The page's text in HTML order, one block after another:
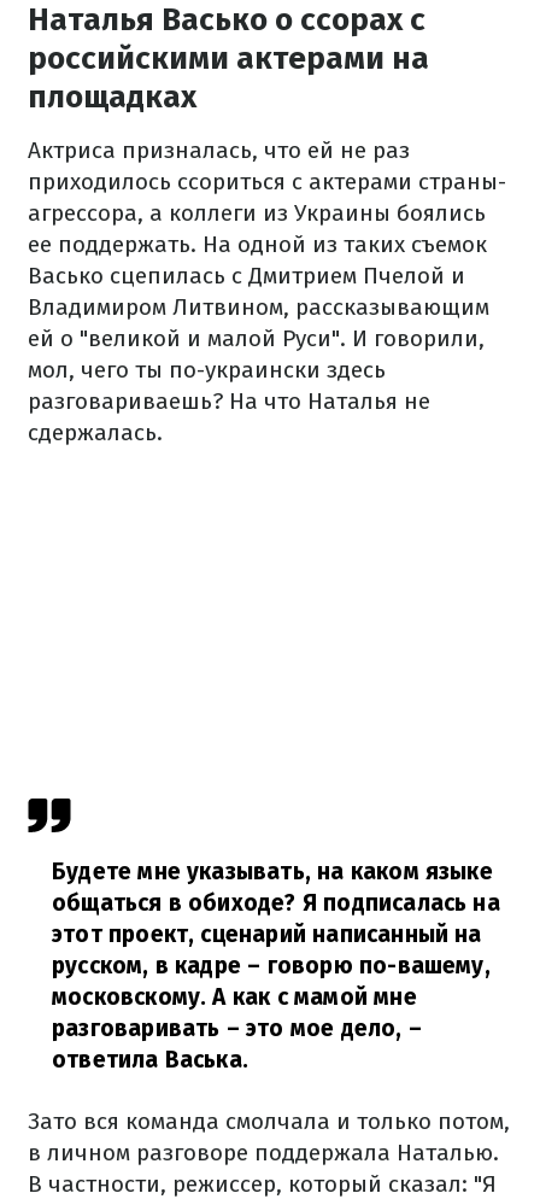
Наталья Васько о ссорах с
российскими актерами на
площадках
Актриса призналась, что ей не раз
приходилось ссориться с актерами страны-
агрессора, а коллеги из Украины боялись
ее поддержать. На одной из таких съемок
Васько сцепилась с Дмитрием Пчелой и
Владимиром Литвином, рассказывающим
ей о "великой и малой Руси". И говорили,
мол, чего ты по-украински здесь
разговариваешь? На что Наталья не
сдержалась.
Будете мне указывать, на каком языке
общаться в обиходе? Я подписалась на
этот проект, сценарий написанный на
русском, в кадре – говорю по-вашему,
московскому. А как с мамой мне
разговаривать – это мое дело, –
ответила Васька.
Зато вся команда смолчала и только потом,
в личном разговоре поддержала Наталью.
В частности, режиссер, который сказал: "Я